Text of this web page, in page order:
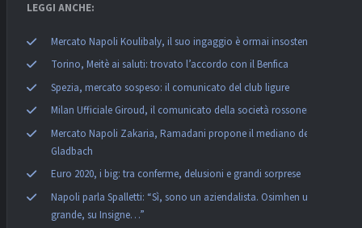
LEGGI ANCHE:
Mercato Napoli Koulibaly, il suo ingaggio è ormai insostenibile
Torino, Meitè ai saluti: trovato l’accordo con il Benfica
Spezia, mercato sospeso: il comunicato del club ligure
Milan Ufficiale Giroud, il comunicato della società rossonera
Mercato Napoli Zakaria, Ramadani propone il mediano del
Gladbach
Euro 2020, i big: tra conferme, delusioni e grandi sorprese
Napoli parla Spalletti: “Sì, sono un aziendalista. Osimhen un
grande, su Insigne…”